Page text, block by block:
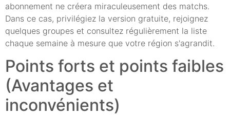
abonnement ne créera miraculeusement des matchs.
Dans ce cas, privilégiez la version gratuite, rejoignez
quelques groupes et consultez régulièrement la liste
chaque semaine à mesure que votre région s'agrandit.
Points forts et points faibles
(Avantages et
inconvénients)